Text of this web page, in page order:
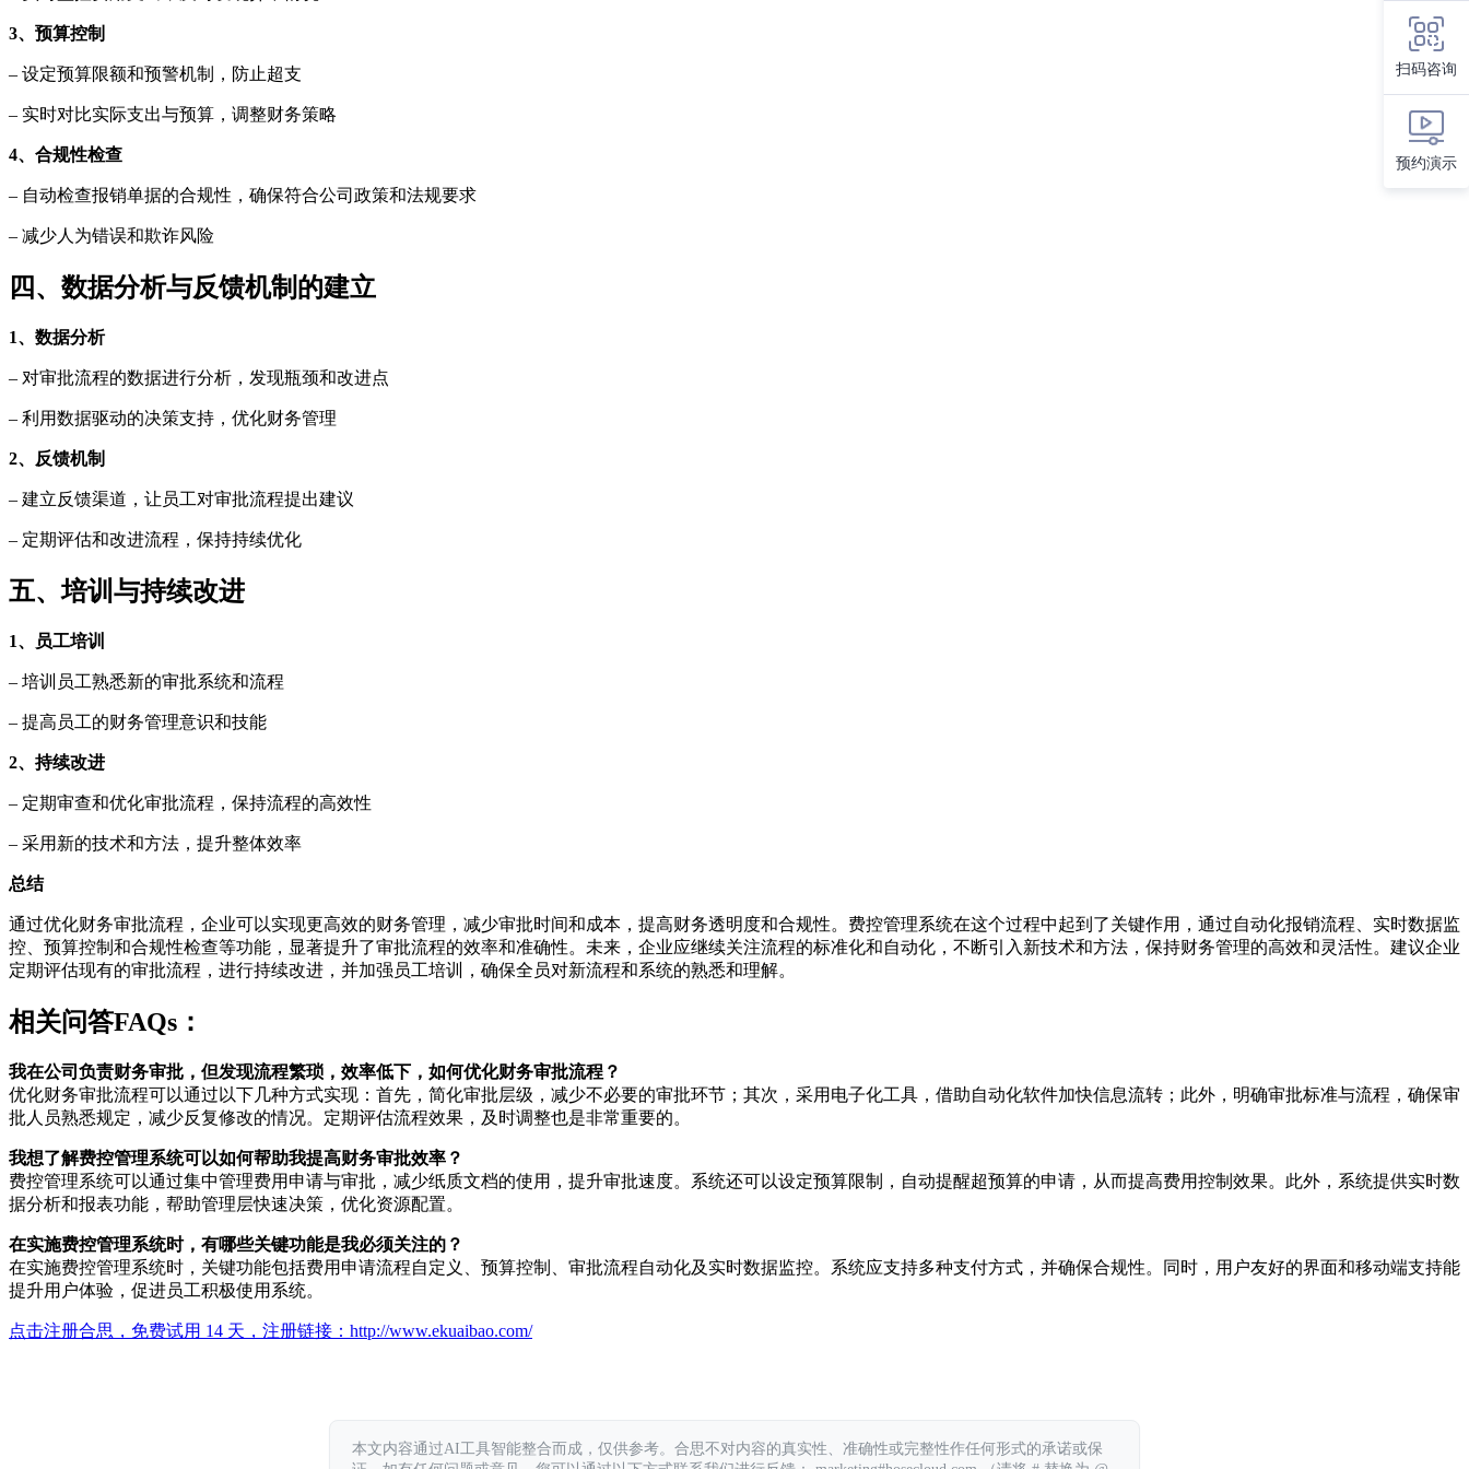
3、预算控制
– 设定预算限额和预警机制，防止超支
– 实时对比实际支出与预算，调整财务策略
4、合规性检查
– 自动检查报销单据的合规性，确保符合公司政策和法规要求
– 减少人为错误和欺诈风险
四、数据分析与反馈机制的建立
1、数据分析
– 对审批流程的数据进行分析，发现瓶颈和改进点
– 利用数据驱动的决策支持，优化财务管理
2、反馈机制
– 建立反馈渠道，让员工对审批流程提出建议
– 定期评估和改进流程，保持持续优化
五、培训与持续改进
1、员工培训
– 培训员工熟悉新的审批系统和流程
– 提高员工的财务管理意识和技能
2、持续改进
– 定期审查和优化审批流程，保持流程的高效性
– 采用新的技术和方法，提升整体效率
总结
通过优化财务审批流程，企业可以实现更高效的财务管理，减少审批时间和成本，提高财务透明度和合规性。费控管理系统在这个过程中起到了关键作用，通过自动化报销流程、实时数据监
控、预算控制和合规性检查等功能，显著提升了审批流程的效率和准确性。未来，企业应继续关注流程的标准化和自动化，不断引入新技术和方法，保持财务管理的高效和灵活性。建议企业
定期评估现有的审批流程，进行持续改进，并加强员工培训，确保全员对新流程和系统的熟悉和理解。
相关问答FAQs：
我在公司负责财务审批，但发现流程繁琐，效率低下，如何优化财务审批流程？
优化财务审批流程可以通过以下几种方式实现：首先，简化审批层级，减少不必要的审批环节；其次，采用电子化工具，借助自动化软件加快信息流转；此外，明确审批标准与流程，确保审
批人员熟悉规定，减少反复修改的情况。定期评估流程效果，及时调整也是非常重要的。
我想了解费控管理系统可以如何帮助我提高财务审批效率？
费控管理系统可以通过集中管理费用申请与审批，减少纸质文档的使用，提升审批速度。系统还可以设定预算限制，自动提醒超预算的申请，从而提高费用控制效果。此外，系统提供实时数
据分析和报表功能，帮助管理层快速决策，优化资源配置。
在实施费控管理系统时，有哪些关键功能是我必须关注的？
在实施费控管理系统时，关键功能包括费用申请流程自定义、预算控制、审批流程自动化及实时数据监控。系统应支持多种支付方式，并确保合规性。同时，用户友好的界面和移动端支持能
提升用户体验，促进员工积极使用系统。
点击注册合思，免费试用 14 天，注册链接： http://www.ekuaibao.com/
本文内容通过AI工具智能整合而成，仅供参考。合思不对内容的真实性、准确性或完整性作任何形式的承诺或保
扫码咨询
预约演示